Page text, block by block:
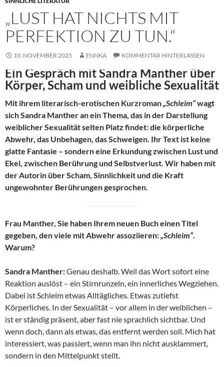
„LUST HAT NICHTS MIT
PERFEKTION ZU TUN.“
10. NOVEMBER 2025 ENNKA KOMMENTAR HINTERLASSEN
Ein Gespräch mit Sandra Manther über
Körper, Scham und weibliche Sexualität
Mit ihrem literarisch-erotischen Kurzroman„Schleim“wagt
sich Sandra Manther an ein Thema, das in der Darstellung
weiblicher Sexualität selten Platz findet: die körperliche
Abwehr, das Unbehagen, das Schweigen. Ihr Text ist keine
glatte Fantasie – sondern eine Erkundung zwischen Lust und
Ekel, zwischen Berührung und Selbstverlust. Wir haben mit
der Autorin über Scham, Sinnlichkeit und die Kraft
ungewohnter Berührungen gesprochen.
Frau Manther, Sie haben Ihrem neuen Buch einen Titel
gegeben, den viele mit Abwehr assoziieren:„Schleim“.
Warum?
Sandra Manther:Genau deshalb. Weil das Wort sofort eine
Reaktion auslöst – ein Stirnrunzeln, ein innerliches Wegziehen.
Dabei ist Schleim etwas Alltägliches. Etwas zutiefst
Körperliches. In der Sexualität – vor allem in der weiblichen –
ist er ständig präsent, aber fast nie sprachlich sichtbar. Und
wenn doch, dann als etwas, das entfernt werden soll. Mich hat
interessiert, was passiert, wenn man ihn nicht ausklammert,
sondern in den Mittelpunkt stellt.